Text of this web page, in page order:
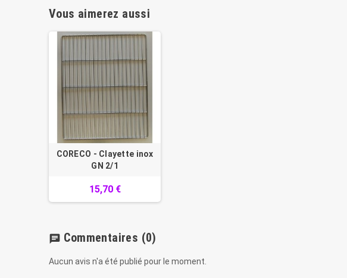
Vous aimerez aussi
CORECO - Clayette inox
GN 2/1
15,70 €
chat Commentaires (0)
Aucun avis n'a été publié pour le moment.